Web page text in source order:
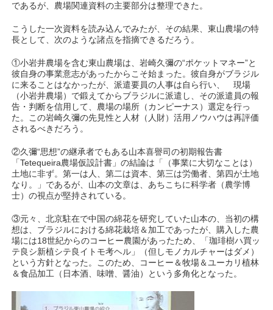
であるが、農場関連資料の主要部分は整理できた。
こうした一次資料を読み込んでみたが、その結果、東山農場の特
長として、次のような諸点を指摘できるだろう。
①小岩井農場を含む東山農場は、岩崎久彌の“ポケットマネー”と
彼自身の事業意志があったからこそ始まった。彼自身がブラジル
に来ることはなかったが、派遣要員の人事は自ら行い、 現場
（小岩井農場）で鍛えてからブラジルに派遣し、その派遣員の報
告・判断を信用して、農場の場所（カンピーナス）選定を行っ
た。この岩崎久彌の先見性と人材（人財）活用ノウハウは再評価
されるべきだろう。
②久彌“思想”の継承者でもある山本喜譽司の初期報告書
「Tetequeira農場仮設計書」の結論は「（事業に大切なことは）
土地に非ず。第一は人、第二は資本、第三は労働者、第四が土地
なり。」であるが、山本の文章は、あちこちに科学者（農学博
士）の視点が堅持されている。
③元々、北京駐在で中国の綿花を研究していた山本の、当初の構
想は、ブラジルにおける綿花栽培＆加工であったが、購入した農
場には18世紀からのコーヒー農園があったため、「珈琲樹ハ買ッ
テ良シ新植シテ良イトモ考ヘル」（但しモノカルチャーはダメ）
という方針となった。このため、コーヒー＆牧場＆ユーカリ植林
＆食品加工（日本酒、味噌、醤油）という多角化となった。